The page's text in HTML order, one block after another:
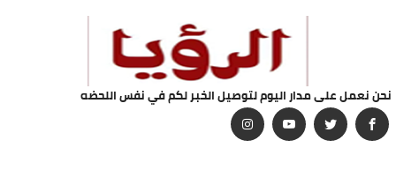
نحن نعمل على مدار اليوم لتوصيل الخبر لكم في نفس اللحضه